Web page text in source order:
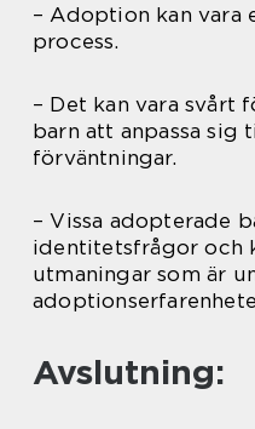
– Adoption kan vara
process.
– Det kan vara svårt
barn att anpassa sig
förväntningar.
– Vissa adopterade
identitetsfrågor och
utmaningar som är
Avslutning: